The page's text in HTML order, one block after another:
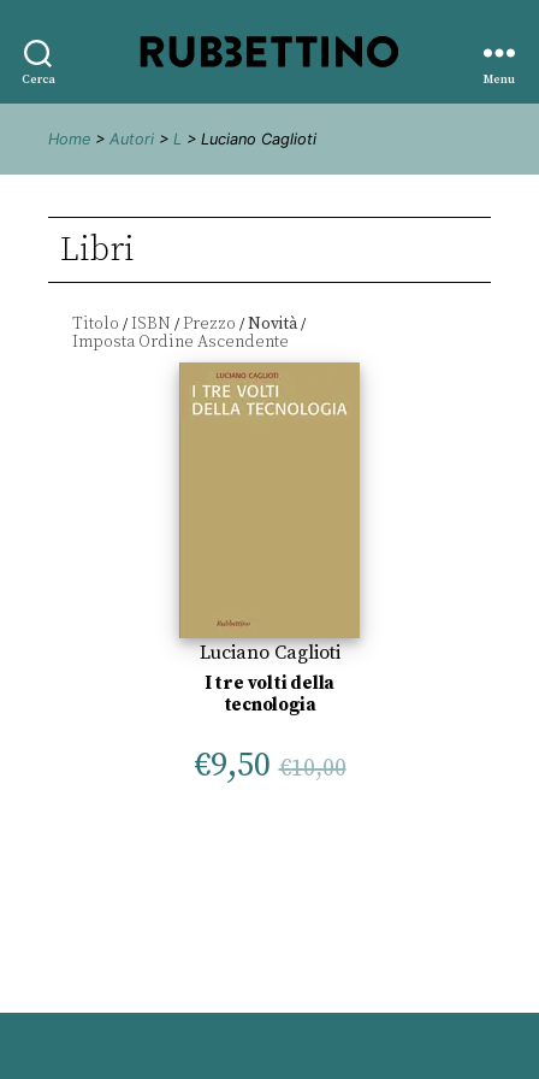
Cerca
editore
Menu
Home > Autori > L > Luciano Caglioti
Libri
Titolo /ISBN /Prezzo /Novità/
Luciano Caglioti
I tre volti della
tecnologia
€9,50 €10,00